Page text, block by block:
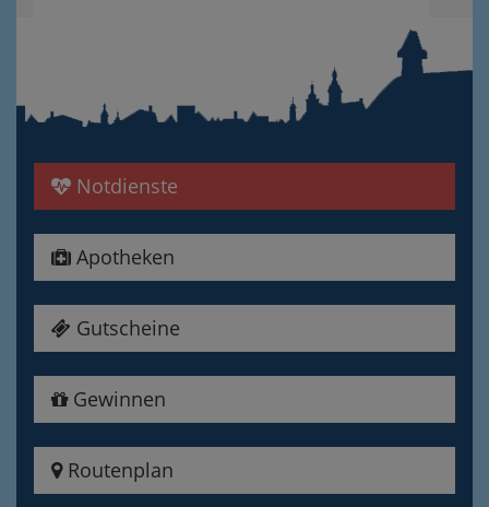
Notdienste
Apotheken
Gutscheine
Gewinnen
Routenplan